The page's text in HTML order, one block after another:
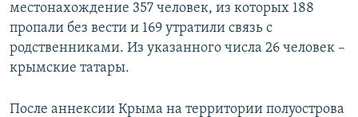
местонахождение 357 человек, из которых 188
пропали без вести и 169 утратили связь с
родственниками. Из указанного числа 26 человек –
крымские татары.
После аннексии Крыма на территории полуострова